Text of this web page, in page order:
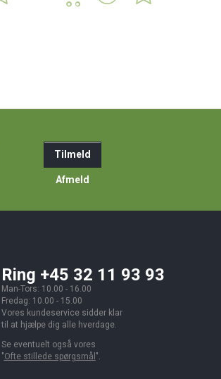
Tilmeld
Afmeld
Ring +45 32 11 93 93
Man-Tors: 10.00 - 16.00
Fredag: 10.00 - 15.00
Vores kundeservice sidder klar
til at hjælpe dig alle hverdage.
Se eventuelt også vores
"Ofte stillede spørgsmål ".